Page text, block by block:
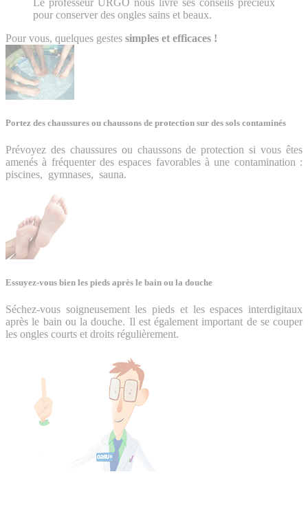
pour conserver des ongles sains et beaux.
Pour vous, quelques gestes simples et efficaces !
Portez des chaussures ou chaussons de protection sur des sols contaminés
Prévoyez des chaussures ou chaussons de protection si vous êtes
amenés à fréquenter des espaces favorables à une contamination :
piscines, gymnases, sauna.
Essuyez-vous bien les pieds après le bain ou la douche
Séchez-vous soigneusement les pieds et les espaces interdigitaux
après le bain ou la douche. Il est également important de se couper
les ongles courts et droits régulièrement.